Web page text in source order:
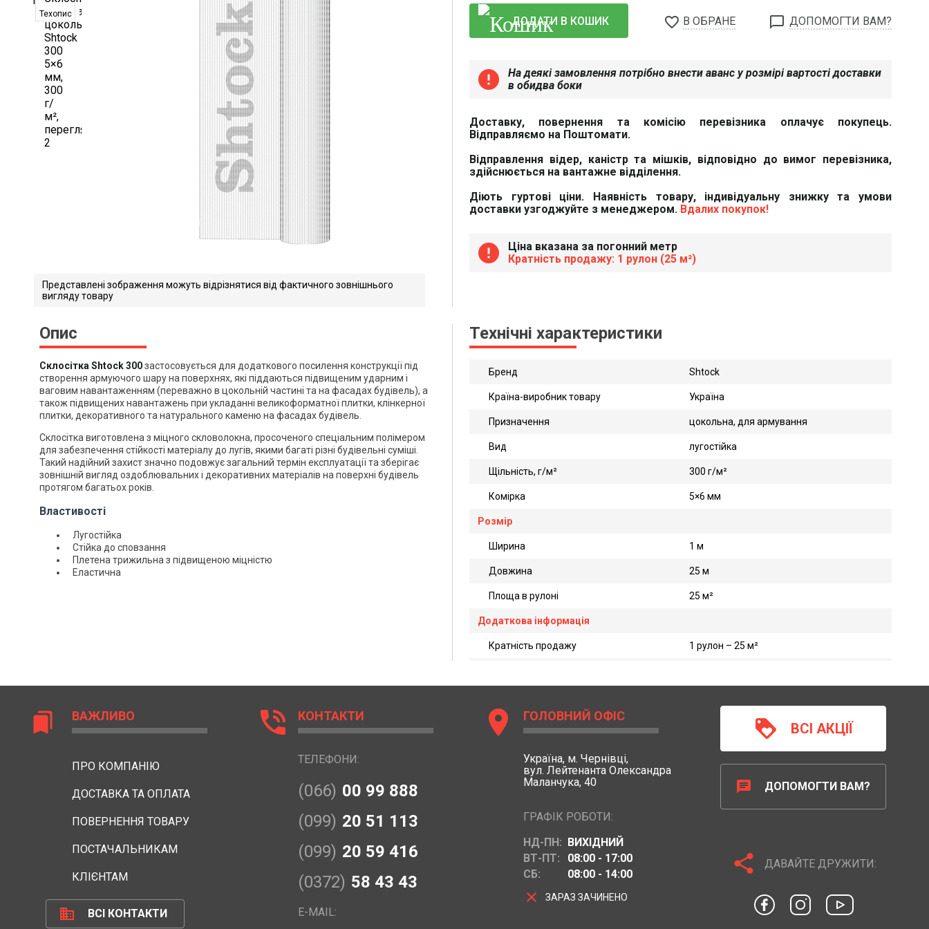
Техопис
Завантажити файл у pdf-форматі
Розмір файлу 1 Mb
Представлені зображення можуть відрізнятися від фактичного зовнішнього
вигляду товару
ДОДАТИ В КОШИК favorite_border В ОБРАНЕ chat_bubble_outline ДОПОМОГТИ ВАМ?
error
На деякі замовлення потрібно внести аванс у розмірі вартості доставки
в обидва боки
Доставку, повернення та комісію перевізника оплачує покупець.
Відправляємо на Поштомати.
Відправлення відер, каністр та мішків, відповідно до вимог перевізника,
здійснюється на вантажне відділення.
Діють гуртові ціни. Наявність товару, індивідуальну знижку та умови
доставки узгоджуйте з менеджером. Вдалих покупок!
error
Ціна вказана за погонний метр
Кратність продажу: 1 рулон (25 м²)
Опис
Склосітка Shtock 300застосовується для додаткового посилення конструкції під
створення армуючого шару на поверхнях, які піддаються підвищеним ударним і
ваговим навантаженням (переважно в цокольній частині та на фасадах будівель), а
також підвищених навантажень при укладанні великоформатної плитки, клінкерної
плитки, декоративного та натурального каменю на фасадах будівель.
Склосітка виготовлена з міцного скловолокна, просоченого спеціальним полімером
для забезпечення стійкості матеріалу до лугів, якими багаті різні будівельні суміші.
Такий надійний захист значно подовжує загальний термін експлуатації та зберігає
зовнішній вигляд оздоблювальних і декоративних матеріалів на поверхні будівель
протягом багатьох років.
Властивості
Лугостійка
Стійка до сповзання
Плетена трижильна з підвищеною міцністю
Еластична
Технічні характеристики
Бренд Shtock
Країна-виробник товару Україна
Призначення цокольна, для армування
Вид лугостійка
Щільність, г/м² 300 г/м²
Комірка 5×6 мм
Розмір
Ширина 1 м
Довжина 25 м
Площа в рулоні 25 м²
Додаткова інформація
Кратність продажу 1 рулон – 25 м²
bookmarks ВАЖЛИВО
ПРО КОМПАНІЮ
ДОСТАВКА ТА ОПЛАТА
ПОВЕРНЕННЯ ТОВАРУ
ПОСТАЧАЛЬНИКАМ
КЛІЄНТАМ
business ВСІ КОНТАКТИ
phone_in_talk КОНТАКТИ
ТЕЛЕФОНИ:
(066) 00 99 888
(099) 20 51 113
(099) 20 59 416
(0372) 58 43 43
E-MAIL:
location_on ГОЛОВНИЙ ОФІС
Україна, м. Чернівці,
вул. Лейтенанта Олександра
Маланчука, 40
ГРАФІК РОБОТИ:
НД-ПН: ВИХІДНИЙ
ВТ-ПТ:
08:00 - 17:00
СБ:
08:00 - 14:00
clear ЗАРАЗ ЗАЧИНЕНО
loyalty ВСІ АКЦІЇ
chat ДОПОМОГТИ ВАМ?
share ДАВАЙТЕ ДРУЖИТИ: